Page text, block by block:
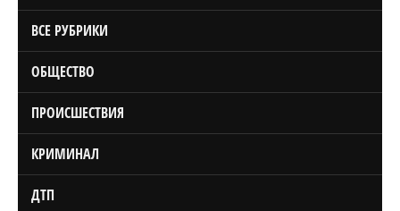
ВСЕ РУБРИКИ
ОБЩЕСТВО
ПРОИСШЕСТВИЯ
КРИМИНАЛ
ДТП